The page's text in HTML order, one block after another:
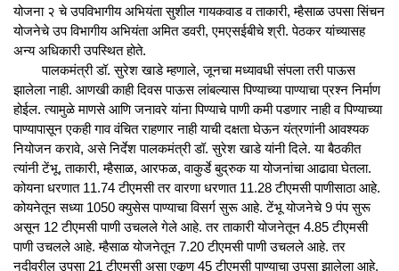
योजना २ चे उपविभागीय अभियंता सुशील गायकवाड व ताकारी, म्हैसाळ उपसा सिंचन
योजनेचे उप विभागीय अभियंता अमित डवरी, एमएसईबीचे श्री. पेठकर यांच्यासह
अन्य अधिकारी उपस्थित होते.
पालकमंत्री डॉ. सुरेश खाडे म्हणाले, जूनचा मध्यावधी संपला तरी पाऊस
झालेला नाही. आणखी काही दिवस पाऊस लांबल्यास पिण्याच्या पाण्याचा प्रश्न निर्माण
होईल. त्यामुळे माणसे आणि जनावरे यांना पिण्याचे पाणी कमी पडणार नाही व पिण्याच्या
पाण्यापासून एकही गाव वंचित राहणार नाही याची दक्षता घेऊन यंत्रणांनी आवश्यक
नियोजन करावे, असे निर्देश पालकमंत्री डॉ. सुरेश खाडे यांनी दिले. या बैठकीत
त्यांनी टेंभू, ताकारी, म्हैसाळ, आरफळ, वाकुर्डे बुद्रुक या योजनांचा आढावा घेतला.
कोयना धरणात 11.74 टीएमसी तर वारणा धरणात 11.28 टीएमसी पाणीसाठा आहे.
कोयनेतून सध्या 1050 क्युसेस पाण्याचा विसर्ग सुरू आहे. टेंभू योजनेचे 9 पंप सुरू
असून 12 टीएमसी पाणी उचलले गेले आहे. तर ताकारी योजनेतून 4.85 टीएमसी
पाणी उचलले आहे. म्हैसाळ योजनेतून 7.20 टीएमसी पाणी उचलले आहे. तर
नदीवरील उपसा 21 टीएमसी असा एकूण 45 टीएमसी पाण्याचा उपसा झालेला आहे.